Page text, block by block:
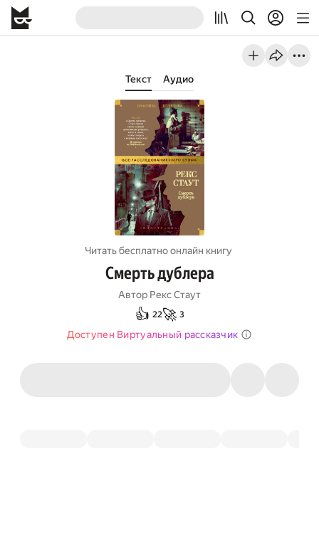
Текст Аудио
Читать бесплатно онлайн книгу
Смерть дублера
Автор Рекс Стаут
👍 22🚀 3
Доступен Виртуальный рассказчик